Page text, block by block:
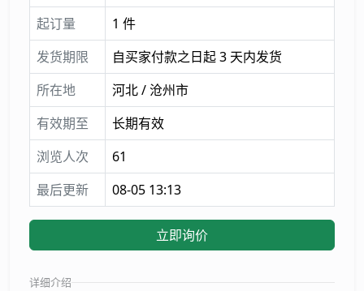
起订量
1 件
发货期限
自买家付款之日起 3 天内发货
所在地
河北 / 沧州市
有效期至
长期有效
浏览人次
61
最后更新
08-05 13:13
立即询价
详细介绍